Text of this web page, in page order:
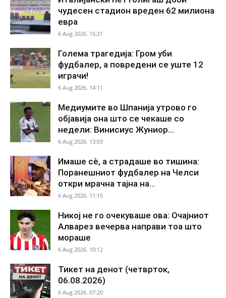
чудесен стадион вреден 62 милиона
евра
6 Aug 2026. 15:21
Голема трагедија: Гром уби
фудбалер, а повредени се уште 12
играчи!
6 Aug 2026. 14:11
Медиумите во Шпанија утрово го
објавија она што се чекаше со
недели: Винисиус Жуниор...
6 Aug 2026. 13:03
Имаше сè, а страдаше во тишина:
Поранешниот фудбалер на Челси
откри мрачна тајна на...
6 Aug 2026. 11:15
Никој не го очекуваше ова: Очајниот
Алварез вечерва направи тоа што
мораше
6 Aug 2026. 10:12
Тикет на денот (четврток,
06.08.2026)
6 Aug 2026. 07:20